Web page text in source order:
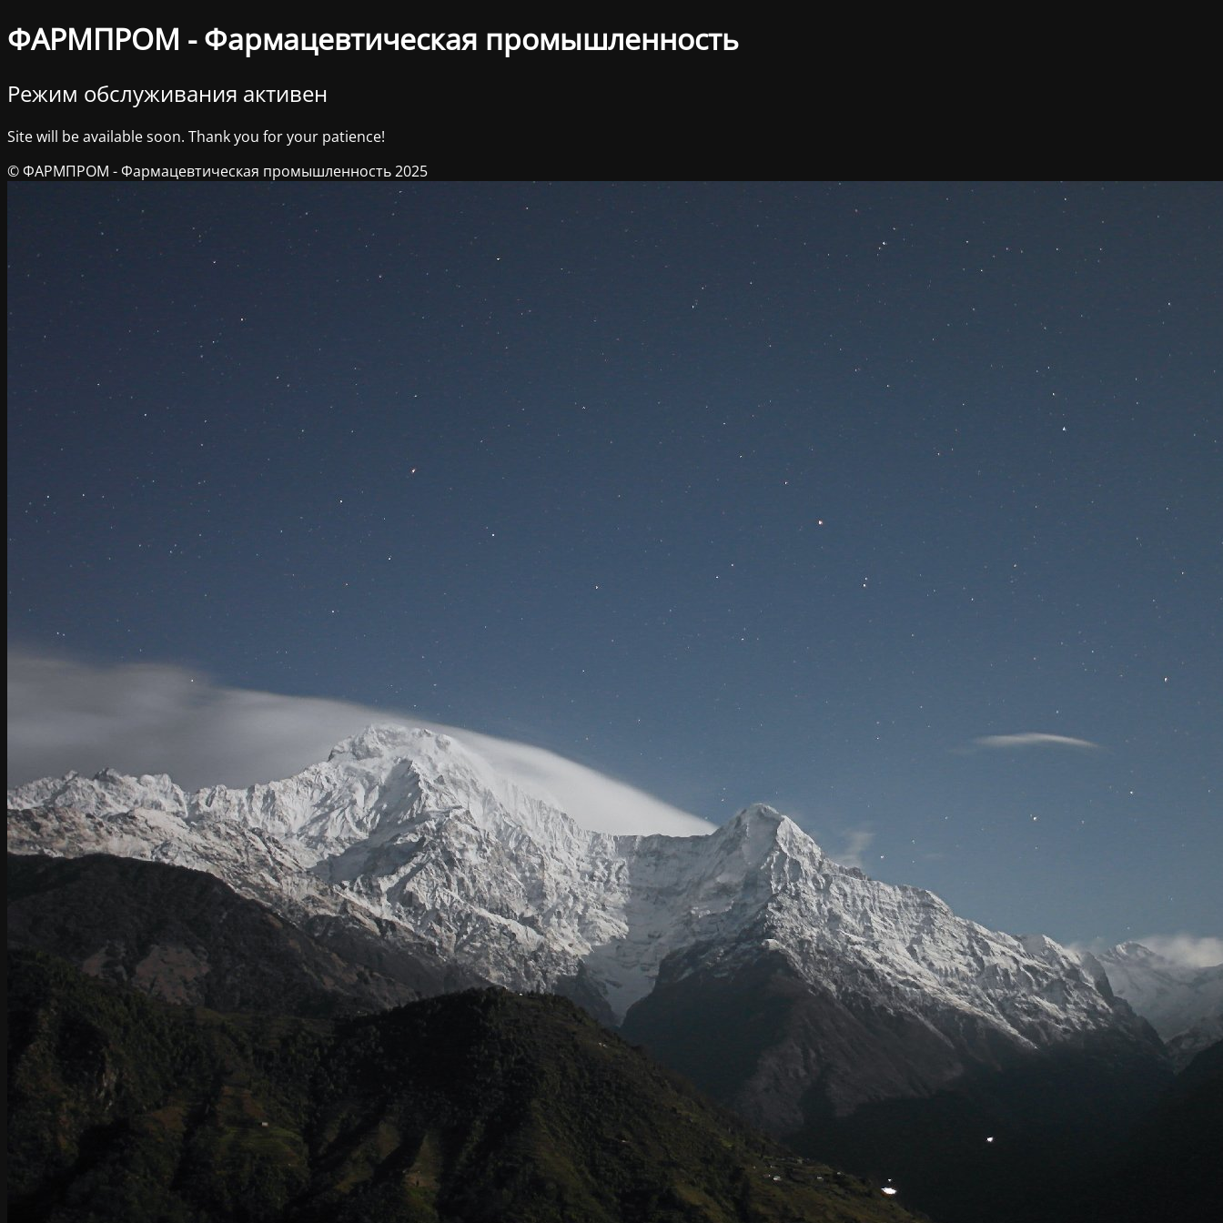
ФАРМПРОМ - Фармацевтическая промышленность
Режим обслуживания активен
Site will be available soon. Thank you for your patience!
© ФАРМПРОМ - Фармацевтическая промышленность 2025